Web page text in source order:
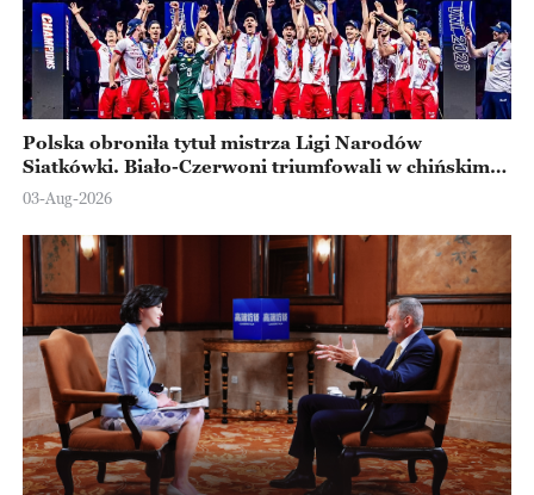
Polska obroniła tytuł mistrza Ligi Narodów
Siatkówki. Biało-Czerwoni triumfowali w chińskim
Ningbo
03-Aug-2026